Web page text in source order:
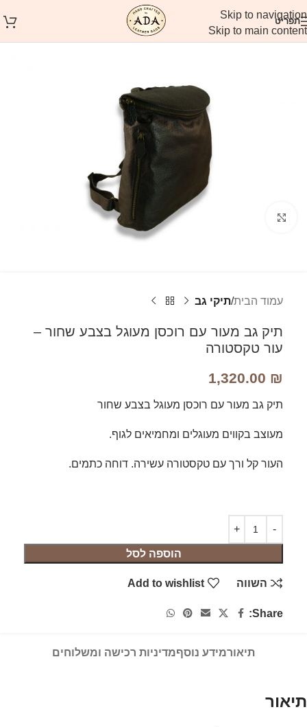
Skip to navigation
Skip to main content
תפריט
עמוד הבית תיקי גב
תיק גב מעור עם רוכסן מעוגל בצבע שחור –
עור טקסטורה
1,320.00 ₪
תיק גב מעור עם רוכסן מעוגל בצבע שחור
מעוצב בקווים מעוגלים ומחמיאים לגוף.
העור קל ורך עם טקסטורה עשירה. דוחה כתמים.
הוספה לסל
השווה Add to wishlist
Share:
תיאורמידע נוסףמדיניות רכישה ומשלוחים
תיאור